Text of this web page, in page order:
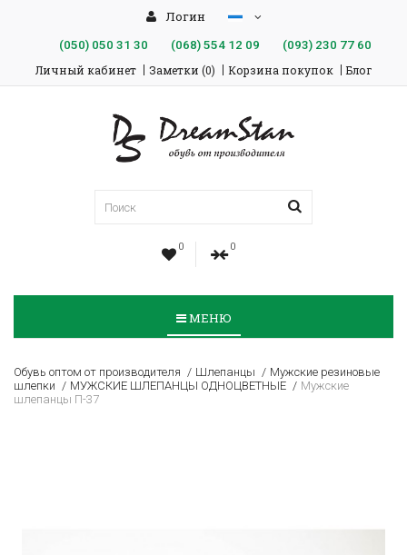
Логин
(050)050 31 30 (068)554 12 09 (093)230 77 60
Личный кабинет Заметки (0) Корзина покупок Блог
0 0
МЕНЮ
Обувь оптом от производителя Шлепанцы
Мужские резиновые
шлепки
МУЖСКИЕ ШЛЕПАНЦЫ ОДНОЦВЕТНЫЕ
Мужские
шлепанцы П-37